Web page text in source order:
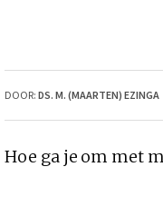
DOOR: DS. M. (MAARTEN) EZINGA
Hoe ga je om met